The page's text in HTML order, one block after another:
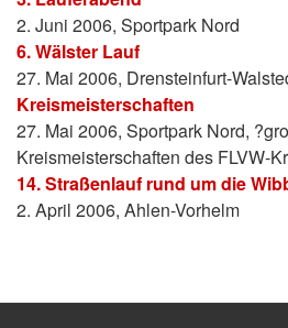
2. Juni 2006, Sportpark Nord
6. Wälster Lauf
27. Mai 2006, Drensteinfurt-
Kreismeisterschaften
27. Mai 2006, Sportpark Nord,
Kreismeisterschaften des FLVW-
14. Straßenlauf rund um die
2. April 2006, Ahlen-Vorhelm